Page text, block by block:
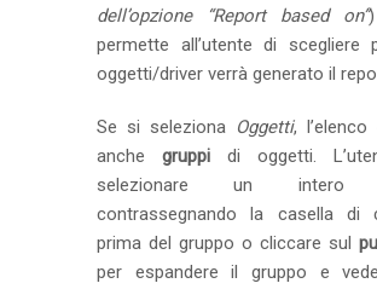
dell’opzione “Report based on”
permette all’utente di scegliere
oggetti/driver verrà generato il
Se si seleziona Oggetti,
anche gruppi di oggetti.
selezionare un intero
contrassegnando la casella di
prima del gruppo o cliccare sul
per espandere il gruppo e